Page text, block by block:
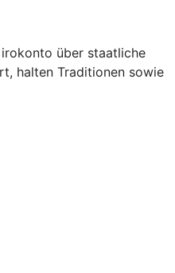
über staatliche
halten Traditionen sowie